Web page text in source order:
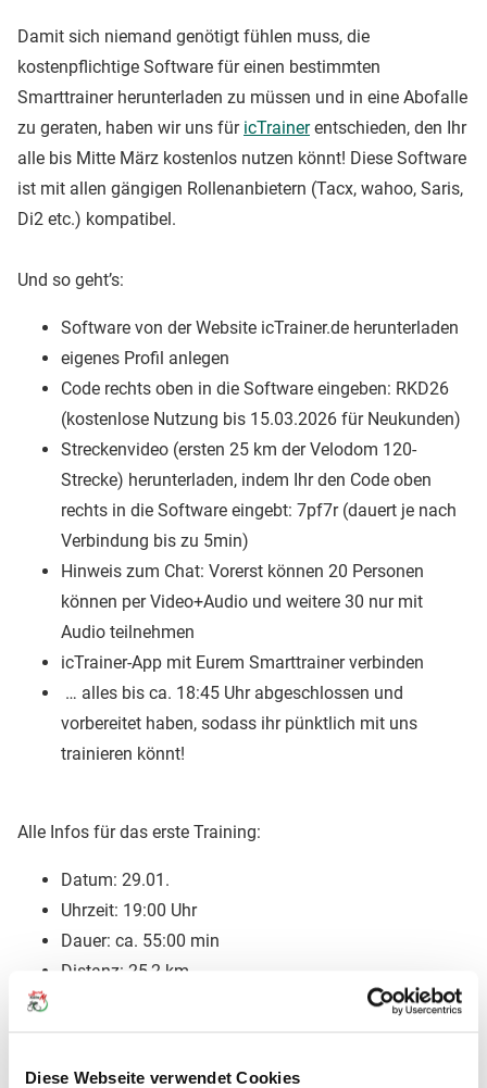
Diese Webseite verwendet Cookies
Damit sich niemand genötigt fühlen muss, die
kostenpflichtige Software für einen bestimmten
Smarttrainer herunterladen zu müssen und in eine Abofalle
zu geraten, haben wir uns für icTrainerentschieden, den Ihr
alle bis Mitte März kostenlos nutzen könnt! Diese Software
ist mit allen gängigen Rollenanbietern (Tacx, wahoo, Saris,
Di2 etc.) kompatibel.
Und so geht’s:
Software von der Website icTrainer.de herunterladen
eigenes Profil anlegen
Code rechts oben in die Software eingeben: RKD26
(kostenlose Nutzung bis 15.03.2026 für Neukunden)
Streckenvideo (ersten 25 km der Velodom 120-
Strecke) herunterladen, indem Ihr den Code oben
rechts in die Software eingebt: 7pf7r (dauert je nach
Verbindung bis zu 5min)
Hinweis zum Chat: Vorerst können 20 Personen
können per Video+Audio und weitere 30 nur mit
Audio teilnehmen
icTrainer-App mit Eurem Smarttrainer verbinden
… alles bis ca. 18:45 Uhr abgeschlossen und
vorbereitet haben, sodass ihr pünktlich mit uns
trainieren könnt!
Alle Infos für das erste Training:
Datum: 29.01.
Uhrzeit: 19:00 Uhr
Dauer: ca. 55:00 min
Distanz: 25,2 km